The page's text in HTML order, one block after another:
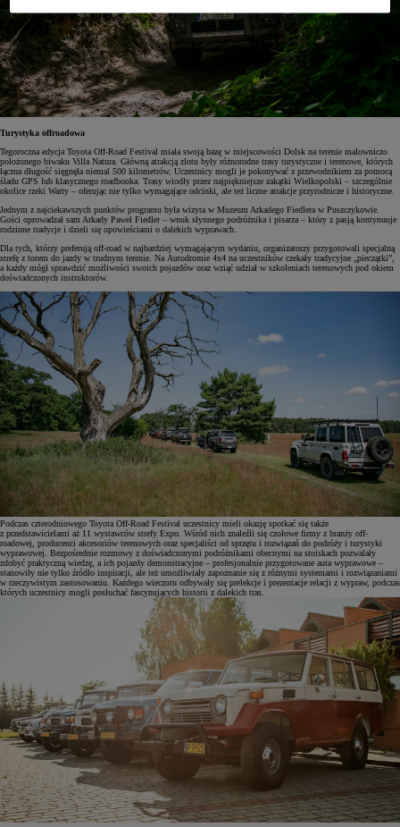
Turystyka offroadowa
Tegoroczna edycja Toyota Off-Road Festival miała swoją bazę w miejscowości Dolsk na terenie malowniczo
położonego biwaku Villa Natura. Główną atrakcją zlotu były różnorodne trasy turystyczne i terenowe, których
łączna długość sięgnęła niemal 500 kilometrów. Uczestnicy mogli je pokonywać z przewodnikiem za pomocą
śladu GPS lub klasycznego roadbooka. Trasy wiodły przez najpiękniejsze zakątki Wielkopolski – szczególnie
okolice rzeki Warty – oferując nie tylko wymagające odcinki, ale też liczne atrakcje przyrodnicze i historyczne.
Jednym z najciekawszych punktów programu była wizyta w Muzeum Arkadego Fiedlera w Puszczykowie.
Gości oprowadzał sam Arkady Paweł Fiedler – wnuk słynnego podróżnika i pisarza – który z pasją kontynuuje
rodzinne tradycje i dzieli się opowieściami o dalekich wyprawach.
Dla tych, którzy preferują off-road w najbardziej wymagającym wydaniu, organizatorzy przygotowali specjalną
strefę z torem do jazdy w trudnym terenie. Na Autodromie 4x4 na uczestników czekały tradycyjne „pieczątki”,
a każdy mógł sprawdzić możliwości swoich pojazdów oraz wziąć udział w szkoleniach terenowych pod okiem
doświadczonych instruktorów.
Podczas czterodniowego Toyota Off-Road Festival uczestnicy mieli okazję spotkać się także
z przedstawicielami aż 11 wystawców strefy Expo. Wśród nich znaleźli się czołowe firmy z branży off-
roadowej, producenci akcesoriów terenowych oraz specjaliści od sprzętu i rozwiązań do podróży i turystyki
wyprawowej. Bezpośrednie rozmowy z doświadczonymi podróżnikami obecnymi na stoiskach pozwalały
zdobyć praktyczną wiedzę, a ich pojazdy demonstracyjne – profesjonalnie przygotowane auta wyprawowe –
stanowiły nie tylko źródło inspiracji, ale też umożliwiały zapoznanie się z różnymi systemami i rozwiązaniami
w rzeczywistym zastosowaniu. Każdego wieczoru odbywały się prelekcje i prezentacje relacji z wypraw, podczas
których uczestnicy mogli posłuchać fascynujących historii z dalekich tras.